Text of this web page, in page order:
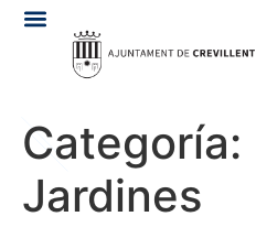
Categoría:
Jardines